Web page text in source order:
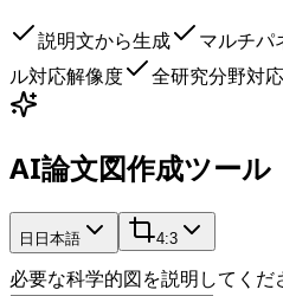
説明文から生成 マルチパ
ル対応解像度
全研究分野対応
AI論文図作成ツール
日 日本語 4:3
必要な科学的図を説明してくだ